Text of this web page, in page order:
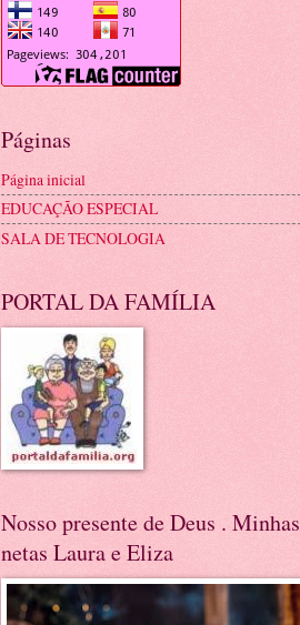
Páginas
Página inicial
EDUCAÇÃO ESPECIAL
SALA DE TECNOLOGIA
PORTAL DA FAMÍLIA
Nosso presente de Deus . Minhas
netas Laura e Eliza